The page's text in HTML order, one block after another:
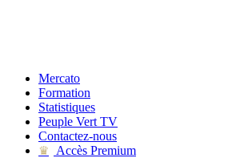
Mercato
Formation
Statistiques
Peuple Vert TV
Contactez-nous
♛
Accès Premium